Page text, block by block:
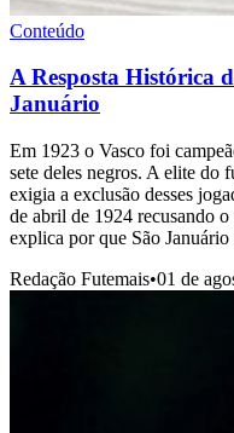
Conteúdo
A Resposta Histórica
Januário
Em 1923 o Vasco foi
sete deles negros. A elite do
exigia a exclusão desses
de abril de 1924 recusando
explica por que São
Redação Futemais•01 de